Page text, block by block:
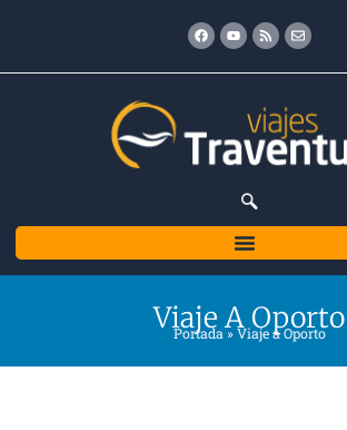
Facebook
Youtube
Rss Envelope
Viaje A Oporto
Portada»Viaje a Oporto